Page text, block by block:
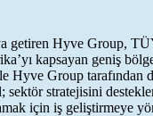
getiren Hyve Group,
kapsayan geniş
Hyve Group tarafından
sektör stratejisini
için iş